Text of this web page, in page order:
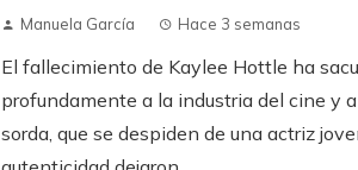
Manuela García Hace 3 semanas
El fallecimiento de Kaylee Hottle ha
profundamente a la industria del cine y
sorda, que se despiden de una actriz